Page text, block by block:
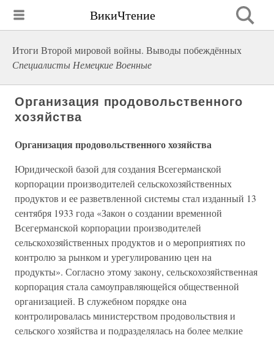
ВикиЧтение
Итоги Второй мировой войны. Выводы побеждённых
Специалисты Немецкие Военные
Организация продовольственного
хозяйства
Организация продовольственного хозяйства
Юридической базой для создания Всегерманской
корпорации производителей сельскохозяйственных
продуктов и ее разветвленной системы стал изданный 13
сентября 1933 года «Закон о создании временной
Всегерманской корпорации производителей
сельскохозяйственных продуктов и о мероприятиях по
контролю за рынком и урегулированию цен на
продукты». Согласно этому закону, сельскохозяйственная
корпорация стала самоуправляющейся общественной
организацией. В служебном порядке она
контролировалась министерством продовольствия и
сельского хозяйства и подразделялась на более мелкие